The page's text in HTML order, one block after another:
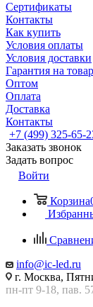
Сертификаты
Контакты
Как купить
Условия оплаты
Условия доставки
Гарантия на товар
Оптом
Оплата
Доставка
Контакты
+7 (499) 325-65-
Заказать звонок
Задать вопрос
Войти
Корзина
info@ic-led.ru
г. Москва,
пн-пт 9-18, пав.